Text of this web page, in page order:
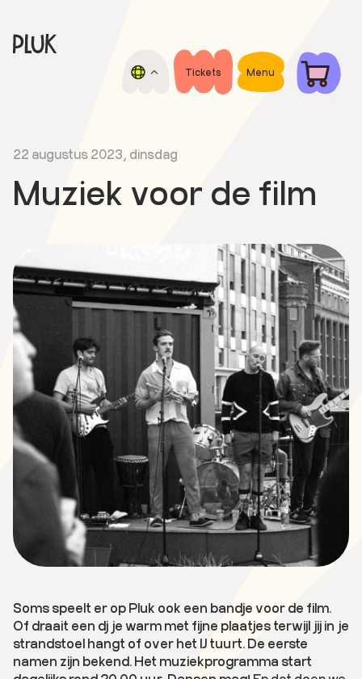
de
de
Tickets Menu
22 augustus 2023, dinsdag
Muziek voor de film
Soms speelt er op Pluk ook een bandje voor de film.
Of draait een dj je warm met fijne plaatjes terwijl jij in je
strandstoel hangt of over het IJ tuurt. De eerste
namen zijn bekend. Het muziekprogramma start